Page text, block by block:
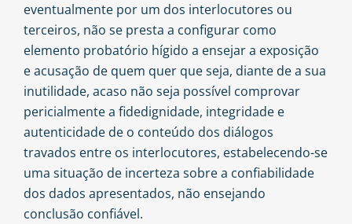
eventualmente por um dos interlocutores ou
terceiros, não se presta a configurar como
elemento probatório hígido a ensejar a exposição
e acusação de quem quer que seja, diante de a sua
inutilidade, acaso não seja possível comprovar
pericialmente a fidedignidade, integridade e
autenticidade de o conteúdo dos diálogos
travados entre os interlocutores, estabelecendo-se
uma situação de incerteza sobre a confiabilidade
dos dados apresentados, não ensejando
conclusão confiável.